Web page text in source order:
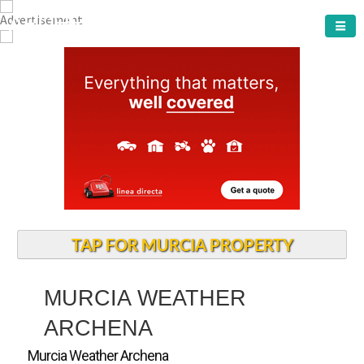
ARCHENA TOWN
TAP FOR MURCIA PROPERTY
MURCIA WEATHER
ARCHENA
Murcia Weather Archena